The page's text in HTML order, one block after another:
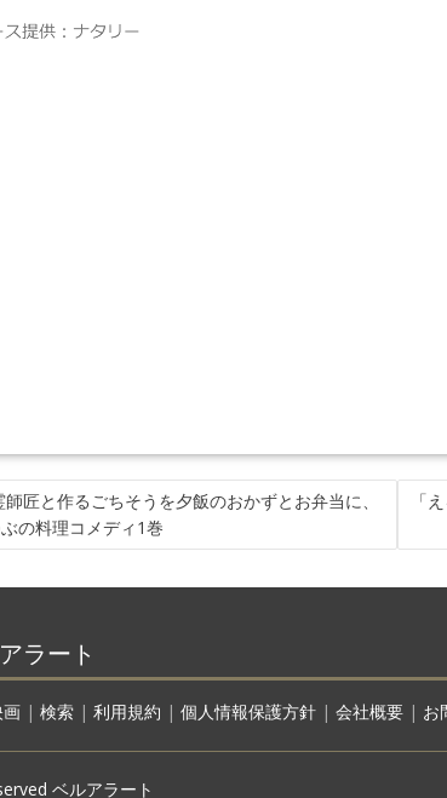
師匠と作るごちそうを夕飯のおかずとお弁当に、
の料理コメディ1巻
「
ラート
| 検索| 利用規約 | 個人情報保護方針| 会社概要| お
ベルアラート